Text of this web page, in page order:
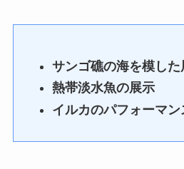
サンゴ礁の海を模した
熱帯淡水魚の展示
イルカのパフォーマン